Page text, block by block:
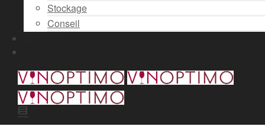
Stockage
Conseil